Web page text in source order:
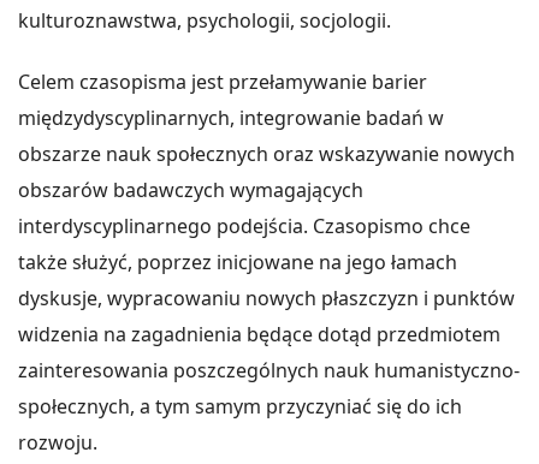
kulturoznawstwa, psychologii, socjologii.
Celem czasopisma jest przełamywanie barier
międzydyscyplinarnych, integrowanie badań w
obszarze nauk społecznych oraz wskazywanie nowych
obszarów badawczych wymagających
interdyscyplinarnego podejścia. Czasopismo chce
także służyć, poprzez inicjowane na jego łamach
dyskusje, wypracowaniu nowych płaszczyzn i punktów
widzenia na zagadnienia będące dotąd przedmiotem
zainteresowania poszczególnych nauk humanistyczno-
społecznych, a tym samym przyczyniać się do ich
rozwoju.